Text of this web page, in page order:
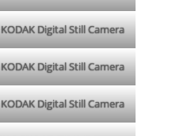
KODAK Digital Still Camera
KODAK Digital Still Camera
KODAK Digital Still Camera